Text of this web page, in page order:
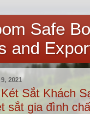
Safe
and
2021
Sắt Khách
sắt gia đình